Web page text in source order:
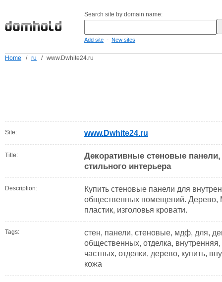
Search site by domain name:
Add site - New sites
Home / ru / www.Dwhite24.ru
Site: www.Dwhite24.ru
Title:
Декоративные стеновые
стильного интерьера
Description:
Купить стеновые панели для
общественных помещений.
пластик, изголовья кровати.
Tags:
стен, панели, стеновые, мдф, для,
общественных, отделка,
частных, отделки, дерево, купить,
кожа